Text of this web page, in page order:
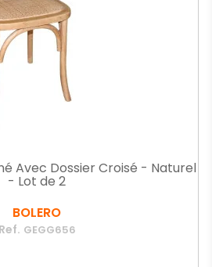
Avec Dossier Croisé - Naturel
- Lot de 2
BOLERO
Ref. GEGG656